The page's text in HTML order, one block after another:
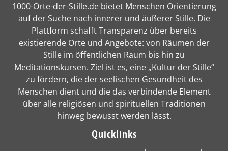
1000-Orte-der-Stille.de bietet Menschen Orientierung
auf der Suche nach innerer und äußerer Stille. Die
Plattform schafft Transparenz über bereits
existierende Orte und Angebote: von Räumen der
Stille im öffentlichen Raum bis hin zu
Meditationskursen. Ziel ist es, eine „Kultur der Stille“
zu fördern, die der seelischen Gesundheit des
Menschen dient und die das verbindende Element
über alle religiösen und spirituellen Traditionen
hinweg bewusst werden lässt.
Quicklinks